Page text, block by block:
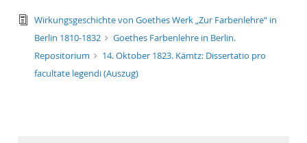
text/tg.edition+tg.aggregation+xml
Wirkungsgeschichte von Goethes Werk „Zur Farbenlehre“ in
Berlin 1810-1832
Goethes Farbenlehre in Berlin.
Repositorium
14. Oktober 1823. Kämtz: Dissertatio pro
facultate legendi (Auszug)